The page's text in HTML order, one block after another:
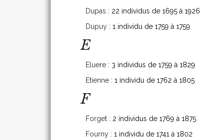
Dupas : 22 individus de 1695 à 1926
Dupuy : 1 individu de 1759 à 1759
E
Eluere : 3 individus de 1759 à 1829
Etienne : 1 individu de 1762 à 1805
F
Forget : 2 individus de 1769 à 1875
Fourny : 1 individu de 1741 à 1802